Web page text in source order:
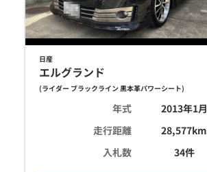
日産
エルグランド
(ライダー ブラックライン 黒本革パワーシート)
年式
2013年1月
走行距離
28,577km
入札数
34件